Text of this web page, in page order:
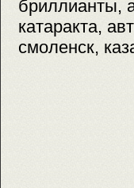
бриллианты,
катаракта,
смоленск,